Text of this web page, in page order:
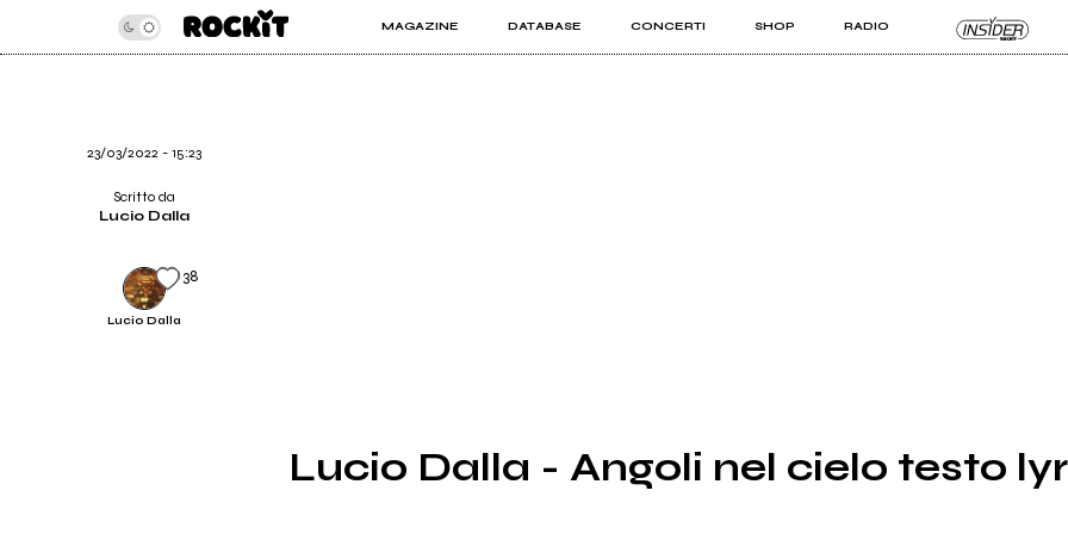
MAGAZINE DATABASE CONCERTI SHOP RADIO
INSIDER ROCKIT PRO
Lucio Dalla - Angoli nel cielo testo
23/03/2022 - 15:23
Scritto da
Lucio Dalla
Lucio Dalla
38